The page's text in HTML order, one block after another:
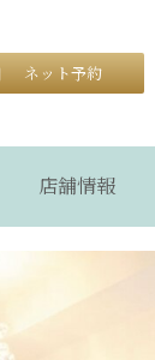
ネット予約
店舗情報